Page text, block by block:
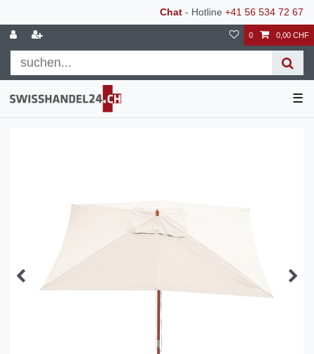
Chat - Hotline +41 56 534 72 67
0 0,00 CHF
☰